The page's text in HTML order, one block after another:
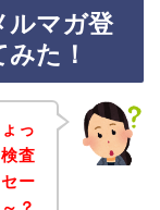
ルマガ登
た！
っ
査
ー